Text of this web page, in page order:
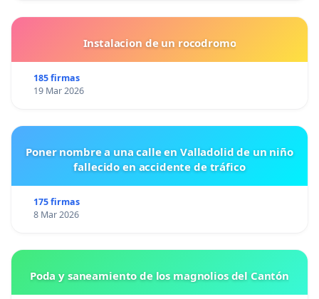
Instalacion de un rocodromo
185 firmas
19 Mar 2026
Poner nombre a una calle en Valladolid de un niño
fallecido en accidente de tráfico
175 firmas
8 Mar 2026
Poda y saneamiento de los magnolios del Cantón